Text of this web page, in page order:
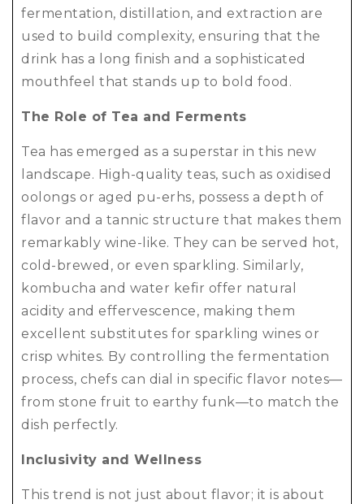
fermentation, distillation, and extraction are
used to build complexity, ensuring that the
drink has a long finish and a sophisticated
mouthfeel that stands up to bold food.
The Role of Tea and Ferments
Tea has emerged as a superstar in this new
landscape. High-quality teas, such as oxidised
oolongs or aged pu-erhs, possess a depth of
flavor and a tannic structure that makes them
remarkably wine-like. They can be served hot,
cold-brewed, or even sparkling. Similarly,
kombucha and water kefir offer natural
acidity and effervescence, making them
excellent substitutes for sparkling wines or
crisp whites. By controlling the fermentation
process, chefs can dial in specific flavor notes—
from stone fruit to earthy funk—to match the
dish perfectly.
Inclusivity and Wellness
This trend is not just about flavor; it is about